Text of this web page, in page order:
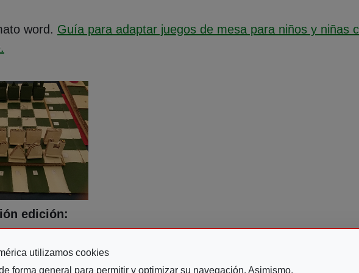
utilizamos cookies
forma general para permitir y optimizar su navegación. Asimismo,
word. Guía para adaptar juegos de mesa para niños y niñas
edición